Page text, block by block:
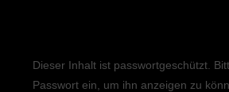
Dieser Inhalt ist passwortgeschützt.
Passwort ein, um ihn anzeigen zu